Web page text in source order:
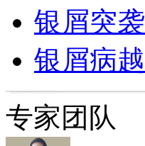
银屑突
银屑病
专家团队